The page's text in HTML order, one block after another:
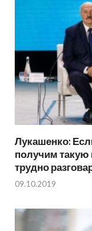
Лукашенко:
получим такую
трудно
09.10.2019